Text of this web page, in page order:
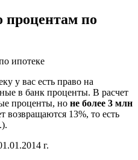
процентам по
у вас есть право на
в банк проценты. В расчет
проценты, но не более 3 млн
возвращаются 13%, то есть
г.